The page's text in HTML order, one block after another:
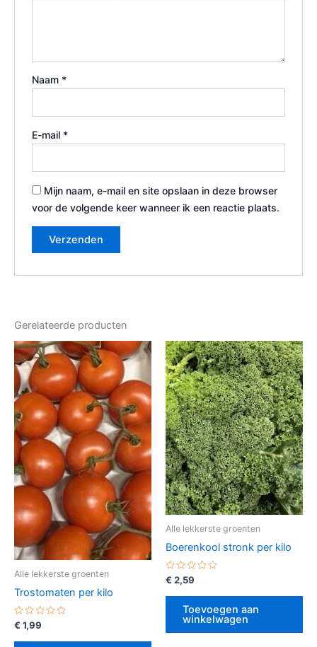
Naam *
E-mail *
Mijn naam, e-mail en site opslaan in deze browser
voor de volgende keer wanneer ik een reactie plaats.
Gerelateerde producten
Alle lekkerste groenten
Trostomaten per kilo
Gewaardeerd
0
uit
€ 1,99
Alle lekkerste groenten
Boerenkool stronk per kilo
Gewaardeerd
0
uit
€ 2,59
Toevoegen aan
winkelwagen